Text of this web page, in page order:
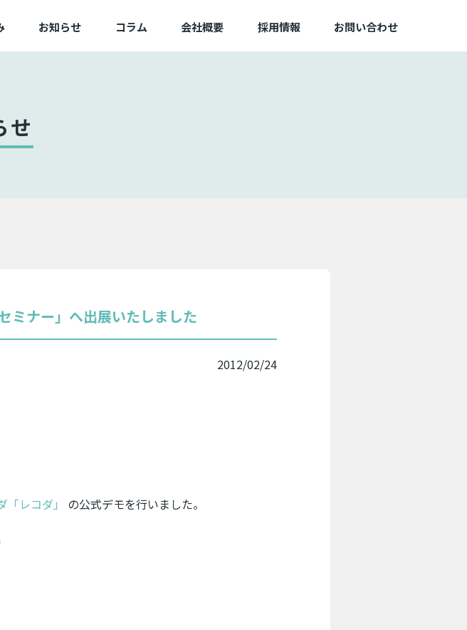
み
み
お知らせ コラム 会社概要 採用情報 お問い合わせ
せ
ミナー」へ出展いたしました
2012/02/24
「レコダ」 の公式デモを行いました。